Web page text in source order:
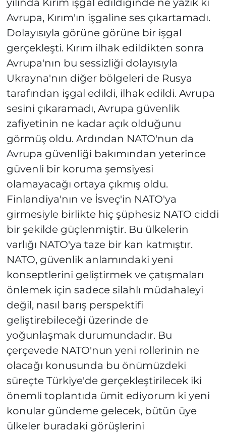
Avrupa, Kırım'ın işgaline ses çıkartamadı.
Dolayısıyla görüne görüne bir işgal
gerçekleşti. Kırım ilhak edildikten sonra
Avrupa'nın bu sessizliği dolayısıyla
Ukrayna'nın diğer bölgeleri de Rusya
tarafından işgal edildi, ilhak edildi. Avrupa
sesini çıkaramadı, Avrupa güvenlik
zafiyetinin ne kadar açık olduğunu
görmüş oldu. Ardından NATO'nun da
Avrupa güvenliği bakımından yeterince
güvenli bir koruma şemsiyesi
olamayacağı ortaya çıkmış oldu.
Finlandiya'nın ve İsveç'in NATO'ya
girmesiyle birlikte hiç şüphesiz NATO ciddi
bir şekilde güçlenmiştir. Bu ülkelerin
varlığı NATO'ya taze bir kan katmıştır.
NATO, güvenlik anlamındaki yeni
konseptlerini geliştirmek ve çatışmaları
önlemek için sadece silahlı müdahaleyi
değil, nasıl barış perspektifi
geliştirebileceği üzerinde de
yoğunlaşmak durumundadır. Bu
çerçevede NATO'nun yeni rollerinin ne
olacağı konusunda bu önümüzdeki
süreçte Türkiye'de gerçekleştirilecek iki
önemli toplantıda ümit ediyorum ki yeni
konular gündeme gelecek, bütün üye
ülkeler buradaki görüşlerini